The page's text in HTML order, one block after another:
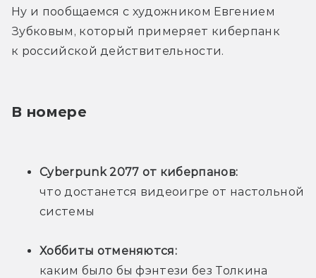
Ну и пообщаемся с художником Евгением
Зубковым, который примеряет киберпанк
к российской действительности.
В номере
Cyberpunk 2077 от киберпанов:
что достанется видеоигре от настольной
системы
Хоббиты отменяются:
каким было бы фэнтези без Толкина